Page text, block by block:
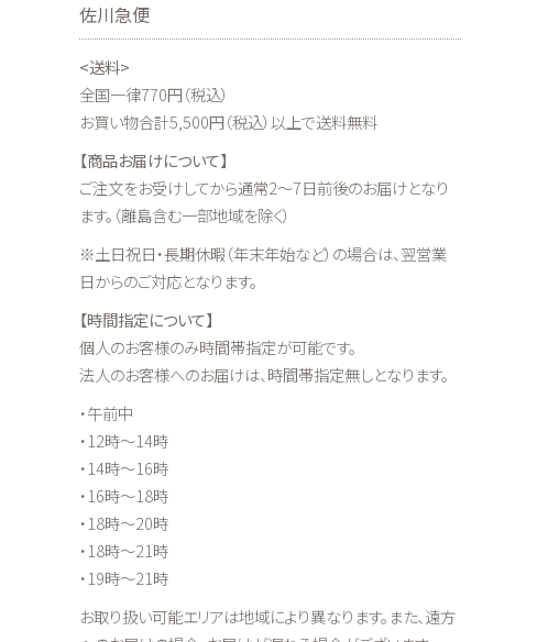
佐川急便
<送料>
全国一律770円（税込）
お買い物合計5,500円（税込）以上で送料無料
【商品お届けについて】
ご注文をお受けしてから通常2～7日前後のお届けとなり
ます。（離島含む一部地域を除く）
※土日祝日・長期休暇（年末年始など）の場合は、翌営業
日からのご対応となります。
【時間指定について】
個人のお客様のみ時間帯指定が可能です。
法人のお客様へのお届けは、時間帯指定無しとなります。
・午前中
・12時～14時
・14時～16時
・16時～18時
・18時～20時
・18時～21時
・19時～21時
お取り扱い可能エリアは地域により異なります。また、遠方